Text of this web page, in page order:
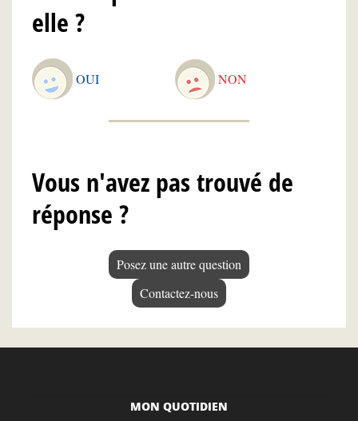
elle ?
OUI NON
Vous n'avez pas trouvé de
réponse ?
Posez une autre question
Contactez-nous
MON QUOTIDIEN